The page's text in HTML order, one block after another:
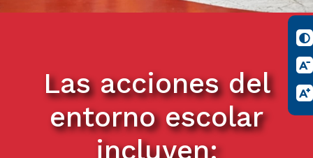
Las acciones del
entorno escolar
incluyen: